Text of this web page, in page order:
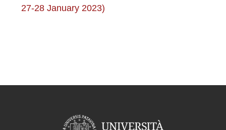
27-28 January 2023)